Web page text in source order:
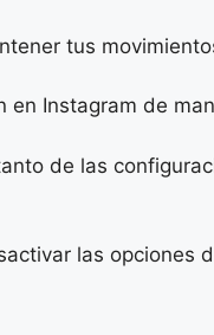
tus
en Instagram de
de las
las opciones